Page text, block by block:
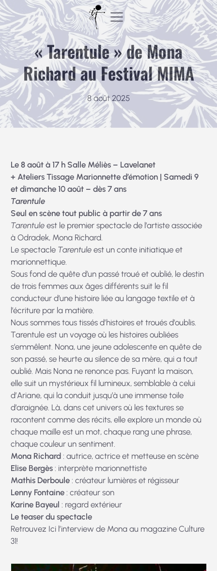
Aller
au
contenu
« Tarentule » de Mona
Richard au Festival MIMA
8 août 2025
Le 8 août à 17 h Salle Méliès – Lavelanet
+ Ateliers Tissage Marionnette d’émotion | Samedi 9
et dimanche 10 août – dès 7 ans
Tarentule
Seul en scène tout public à partir de 7 ans
Tarentule est le premier spectacle de l’artiste associée
à Odradek, Mona Richard
Le spectacle Tarentule est un conte initiatique et
marionnettique.
Sous fond de quête d’un passé troué et oublié, le destin
de trois femmes aux âges différents suit le fil
conducteur d’une histoire liée au langage textile et à
l’écriture par la matière.
Nous sommes tous tissés d’histoires et troués d’oublis.
Tarentule est un voyage où les histoires oubliées
s’emmêlent. Nona, une jeune adolescente en quête de
son passé, se heurte au silence de sa mère, qui a tout
oublié. Mais Nona ne renonce pas. Fuyant la maison,
elle suit un mystérieux fil lumineux, semblable à celui
d’Ariane, qui la conduit jusqu’à une immense toile
d’araignée. Là, dans cet univers où les textures se
racontent comme des récits, elle explore un monde où
chaque maille est un mot, chaque rang une phrase,
chaque couleur un sentiment.
Mona Richard: autrice, actrice et metteuse en scène
Elise Bergès: interprète marionnettiste
Mathis Derboule : créateur lumières et régisseur
Lenny Fontaine : créateur son
Karine Bayeul : regard extérieur
Le teaser du spectacle
Retrouvez Ici l’interview de Mona au magazine Culture
31!